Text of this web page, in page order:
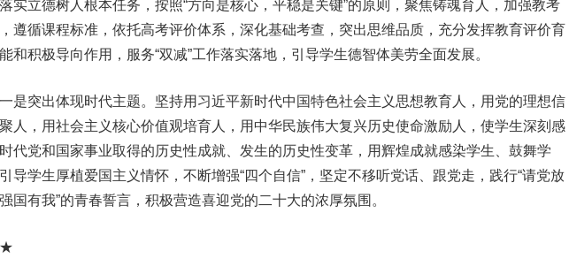
实立德树人根本任务，按照“方向是核心，平稳是关键”的原则，聚焦铸魂育人，加强教考
遵循课程标准，依托高考评价体系，深化基础考查，突出思维品质，充分发挥教育评价育
和积极导向作用，服务“双减”工作落实落地，引导学生德智体美劳全面发展。
突出体现时代主题。坚持用习近平新时代中国特色社会主义思想教育人，用党的理想信
人，用社会主义核心价值观培育人，用中华民族伟大复兴历史使命激励人，使学生深刻感
代党和国家事业取得的历史性成就、发生的历史性变革，用辉煌成就感染学生、鼓舞学
导学生厚植爱国主义情怀，不断增强“四个自信”，坚定不移听党话、跟党走，践行“请党放
国有我”的青春誓言，积极营造喜迎党的二十大的浓厚氛围。